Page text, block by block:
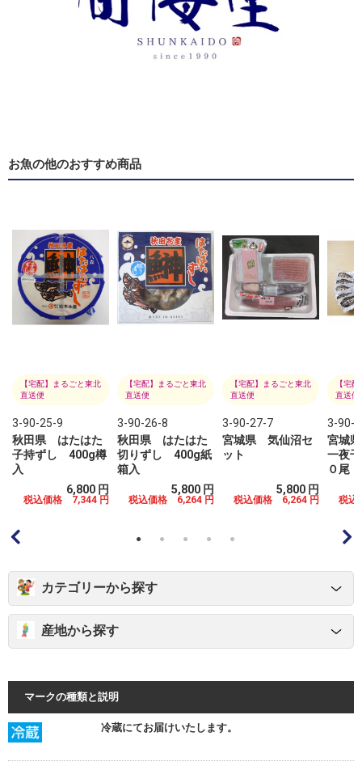
お魚の他のおすすめ商品
【宅配】まるごと東北
直送便
3-90-25-9
秋田県 はたはた
子持ずし 400g樽
入
6,800 円
税込価格 7,344 円
【宅配】まるごと東北
直送便
3-90-26-8
秋田県 はたはた
切りずし 400g紙
箱入
5,800 円
税込価格 6,264 円
【宅配】まるごと東北
直送便
3-90-27-7
宮城県 気仙沼セ
ット
5,800 円
税込価格 6,264 円
【宅
直送便
3-90-
宮城
一夜
０尾
税込
カテゴリーから探す
産地から探す
マークの種類と説明
冷蔵にてお届けいたします。